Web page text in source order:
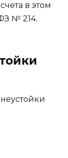
в этом
№ 214.